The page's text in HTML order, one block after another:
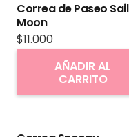
Correa de Paseo
Moon
$11.000
AÑADIR AL
CARRITO